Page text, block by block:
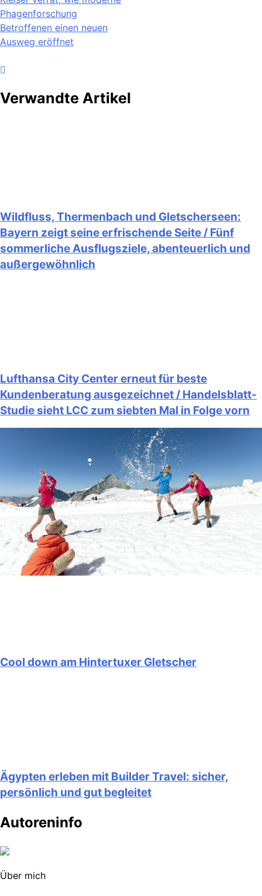
Phagenforschung
Betroffenen einen neuen
Ausweg eröffnet
Verwandte Artikel
Wildfluss, Thermenbach und Gletscherseen:
Bayern zeigt seine erfrischende Seite / Fünf
sommerliche Ausflugsziele, abenteuerlich und
außergewöhnlich
Lufthansa City Center erneut für beste
Kundenberatung ausgezeichnet / Handelsblatt-
Studie sieht LCC zum siebten Mal in Folge vorn
Cool down am Hintertuxer Gletscher
Ägypten erleben mit Builder Travel: sicher,
persönlich und gut begleitet
Autoreninfo
Über mich